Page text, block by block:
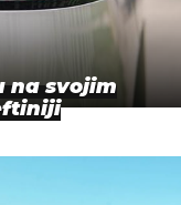
na svojim